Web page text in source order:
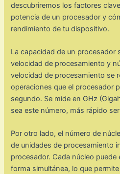
descubriremos los factores
potencia de un procesador y
rendimiento de tu dispositivo.
La capacidad de un procesador
velocidad de procesamiento y
velocidad de procesamiento se
operaciones que el procesador
segundo. Se mide en GHz
sea este número, más rápido
Por otro lado, el número de
de unidades de procesamiento
procesador. Cada núcleo
forma simultánea, lo que